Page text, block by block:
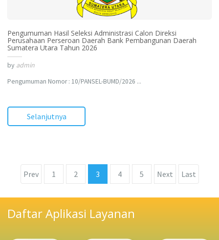
Pengumuman Hasil Seleksi Administrasi Calon Direksi
Perusahaan Perseroan Daerah Bank Pembangunan Daerah
Sumatera Utara Tahun 2026
by admin
Pengumuman Nomor : 10/PANSEL-BUMD/2026 ...
Selanjutnya
Prev 1 2 3 4 5 Next Last
Daftar Aplikasi Layanan